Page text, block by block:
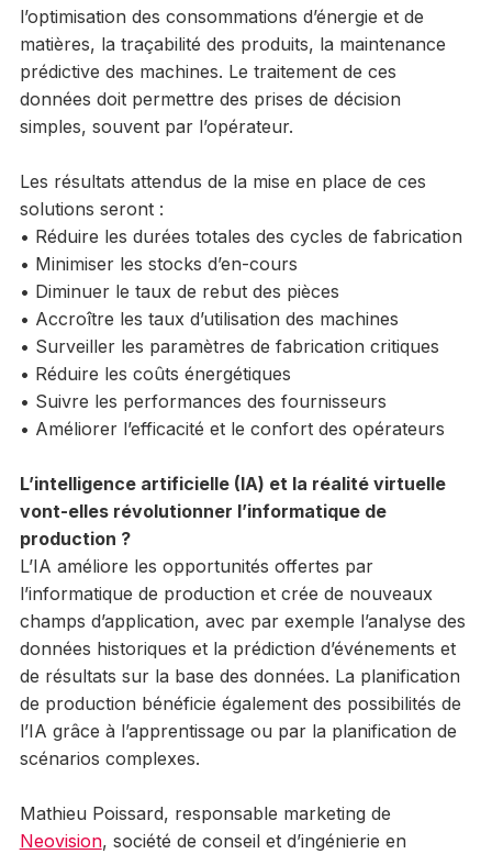
l’optimisation des consommations d’énergie et de
matières, la traçabilité des produits, la maintenance
prédictive des machines. Le traitement de ces
données doit permettre des prises de décision
simples, souvent par l’opérateur.
Les résultats attendus de la mise en place de ces
solutions seront :
• Réduire les durées totales des cycles de fabrication
• Minimiser les stocks d’en-cours
• Diminuer le taux de rebut des pièces
• Accroître les taux d’utilisation des machines
• Surveiller les paramètres de fabrication critiques
• Réduire les coûts énergétiques
• Suivre les performances des fournisseurs
• Améliorer l’efficacité et le confort des opérateurs
L’intelligence artificielle (IA) et la réalité virtuelle
vont-elles révolutionner l’informatique de
production ?
L’IA améliore les opportunités offertes par
l’informatique de production et crée de nouveaux
champs d’application, avec par exemple l’analyse des
données historiques et la prédiction d’événements et
de résultats sur la base des données. La planification
de production bénéficie également des possibilités de
l’IA grâce à l’apprentissage ou par la planification de
scénarios complexes.
Mathieu Poissard, responsable marketing de
Neovision, société de conseil et d’ingénierie en